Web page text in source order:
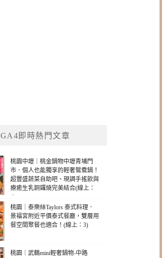
GA4即時熱門文章
桃園中壢｜桃金鍋物中壢青埔門
市．個人也能獨享的輕奢鴛鴦鍋！
超豐盛蔬菜自助吧、現調手搖飲與
療癒生乳銅鑼燒完美結合(線上：
4)
桃園｜泰樂絲Taylors 泰式料理．
景福宮附近平價泰式餐廳，雙層用
餐空間聚餐也適合！(線上：3)
桃園｜武鶴mini輕奢鍋物-中路